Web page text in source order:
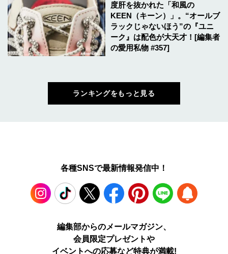
度肝を抜かれた「和風の
KEEN（キーン）」。“オールブ
ラックじゃないほう”の『ユニ
ーク』は配色が大天才！[編集者
の愛用私物 #357]
ランキングをもっと見る
各種SNSで最新情報発信中！
TikTok X Facebook Pinterest LINE
編集部からのメールマガジン、
会員限定プレゼントや
イベントへの応募など特典が満載!